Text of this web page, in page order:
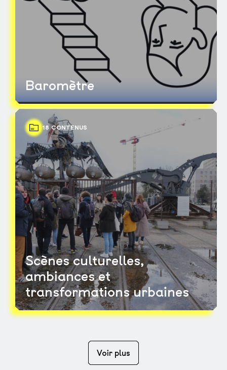
Baromètre
18 CONTENUS
Scènes culturelles,
ambiances et
transformations urbaines
Voir plus